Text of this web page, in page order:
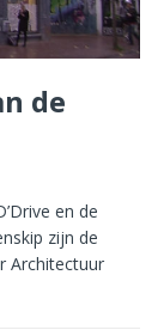
de
en de
zijn de
Architectuur